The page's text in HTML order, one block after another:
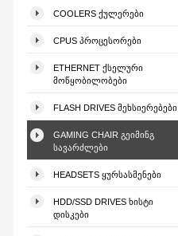
COOLERS ᲥᲣᲚᲔᲠᲔᲑᲘ
CPUS ᲞᲠᲝᲪᲔᲡᲝᲠᲔᲑᲘ
ETHERNET ᲥᲡᲔᲚᲣᲠᲘ
ᲛᲝᲬᲧᲝᲑᲘᲚᲝᲑᲔᲑᲘ
FLASH DRIVES ᲛᲔᲮᲡᲘᲔᲠᲔᲑᲔᲑᲘ
GAMING CHAIR ᲒᲔᲘᲛᲘᲜᲒ
ᲡᲐᲕᲐᲠᲫᲚᲔᲑᲘ
HEADSETS ᲧᲣᲠᲡᲐᲡᲛᲔᲜᲔᲑᲘ
HDD/SSD DRIVES ᲮᲘᲡᲢᲘ
ᲓᲘᲡᲙᲔᲑᲘ